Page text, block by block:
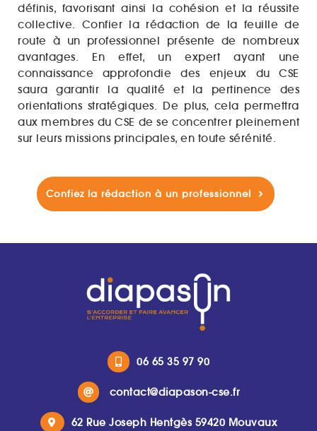
définis, favorisant ainsi la cohésion et la réussite
collective. Confier la rédaction de la feuille de
route à un professionnel présente de nombreux
avantages. En effet, un expert ayant une
connaissance approfondie des enjeux du CSE
saura garantir la qualité et la pertinence des
orientations stratégiques. De plus, cela permettra
aux membres du CSE de se concentrer pleinement
sur leurs missions principales, en toute sérénité.
Confiez la rédaction à un professionnel
06 65 35 97 90
contact@diapason-cse.fr
62 Rue Joseph Hentgès 59420 Mouvaux